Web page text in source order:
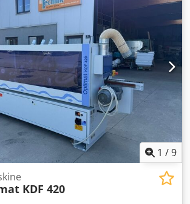
og -afskæring samt polering. Kan
fra 8 til 60 mm og kantbånd op til
når op til 20 m/min,
Overvej muligheden for
OPTIMAT KDF 670 kantlimer.
information om denne maskine.
Kantlimning
1 /9
KDF 420